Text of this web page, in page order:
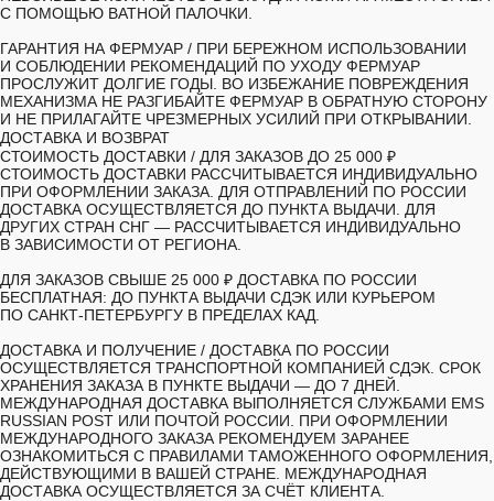
С ПОМОЩЬЮ ВАТНОЙ ПАЛОЧКИ.
ГАРАНТИЯ НА ФЕРМУАР / ПРИ БЕРЕЖНОМ ИСПОЛЬЗОВАНИИ
И СОБЛЮДЕНИИ РЕКОМЕНДАЦИЙ ПО УХОДУ ФЕРМУАР
ПРОСЛУЖИТ ДОЛГИЕ ГОДЫ. ВО ИЗБЕЖАНИЕ ПОВРЕЖДЕНИЯ
МЕХАНИЗМА НЕ РАЗГИБАЙТЕ ФЕРМУАР В ОБРАТНУЮ СТОРОНУ
И НЕ ПРИЛАГАЙТЕ ЧРЕЗМЕРНЫХ УСИЛИЙ ПРИ ОТКРЫВАНИИ.
ДОСТАВКА И ВОЗВРАТ
СТОИМОСТЬ ДОСТАВКИ / ДЛЯ ЗАКАЗОВ ДО 25 000 ₽
СТОИМОСТЬ ДОСТАВКИ РАССЧИТЫВАЕТСЯ ИНДИВИДУАЛЬНО
ПРИ ОФОРМЛЕНИИ ЗАКАЗА. ДЛЯ ОТПРАВЛЕНИЙ ПО РОССИИ
ДОСТАВКА ОСУЩЕСТВЛЯЕТСЯ ДО ПУНКТА ВЫДАЧИ. ДЛЯ
ДРУГИХ СТРАН СНГ — РАССЧИТЫВАЕТСЯ ИНДИВИДУАЛЬНО
В ЗАВИСИМОСТИ ОТ РЕГИОНА.
ДЛЯ ЗАКАЗОВ СВЫШЕ 25 000 ₽ ДОСТАВКА ПО РОССИИ
БЕСПЛАТНАЯ: ДО ПУНКТА ВЫДАЧИ СДЭК ИЛИ КУРЬЕРОМ
ПО САНКТ-ПЕТЕРБУРГУ В ПРЕДЕЛАХ КАД.
ДОСТАВКА И ПОЛУЧЕНИЕ / ДОСТАВКА ПО РОССИИ
ОСУЩЕСТВЛЯЕТСЯ ТРАНСПОРТНОЙ КОМПАНИЕЙ СДЭК. СРОК
ХРАНЕНИЯ ЗАКАЗА В ПУНКТЕ ВЫДАЧИ — ДО 7 ДНЕЙ.
МЕЖДУНАРОДНАЯ ДОСТАВКА ВЫПОЛНЯЕТСЯ СЛУЖБАМИ EMS
RUSSIAN POST ИЛИ ПОЧТОЙ РОССИИ. ПРИ ОФОРМЛЕНИИ
МЕЖДУНАРОДНОГО ЗАКАЗА РЕКОМЕНДУЕМ ЗАРАНЕЕ
ОЗНАКОМИТЬСЯ С ПРАВИЛАМИ ТАМОЖЕННОГО ОФОРМЛЕНИЯ,
ДЕЙСТВУЮЩИМИ В ВАШЕЙ СТРАНЕ. МЕЖДУНАРОДНАЯ
ДОСТАВКА ОСУЩЕСТВЛЯЕТСЯ ЗА СЧЁТ КЛИЕНТА.